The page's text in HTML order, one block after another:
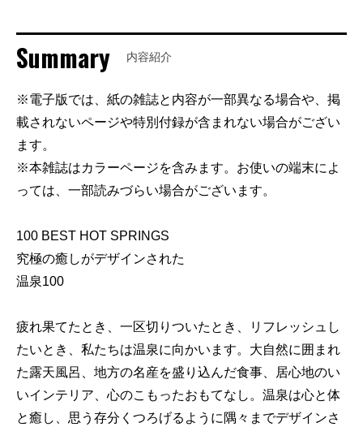
Summary 内容紹介
※電子版では、紙の雑誌と内容が一部異なる場合や、掲
載されないページや特別付録が含まれない場合がござい
ます。
※本雑誌はカラーページを含みます。お使いの端末によ
っては、一部読みづらい場合がございます。
100 BEST HOT SPRINGS
究極の癒しがデザインされた
温泉100
疲れ果てたとき、一区切りついたとき、リフレッシュし
たいとき、私たちは温泉に向かいます。大自然に囲まれ
た露天風呂、地方の名産を盛り込んだ食事、居心地のい
いインテリア、心のこもったおもてなし。温泉は心と体
と癒し、思う存分くつろげるように隅々までデザインさ